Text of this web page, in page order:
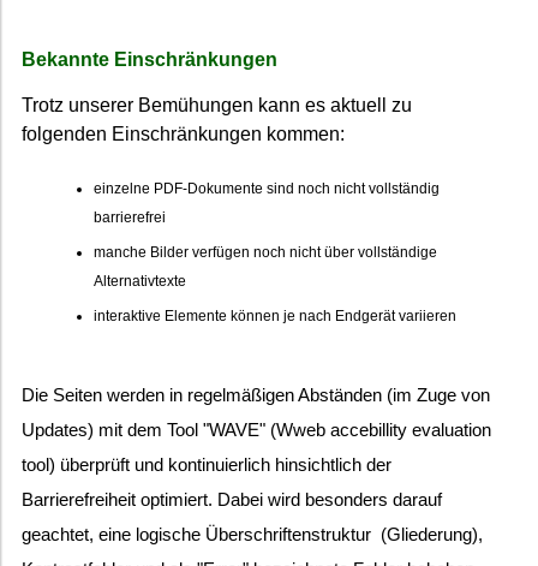
Bekannte Einschränkungen
Trotz unserer Bemühungen kann es aktuell zu
folgenden Einschränkungen kommen:
einzelne PDF-Dokumente sind noch nicht vollständig
barrierefrei
manche Bilder verfügen noch nicht über vollständige
Alternativtexte
interaktive Elemente können je nach Endgerät variieren
Die Seiten werden in regelmäßigen Abständen (im Zuge von
Updates) mit dem Tool "WAVE" (Wweb accebillity evaluation
tool) überprüft und kontinuierlich hinsichtlich der
Barrierefreiheit optimiert. Dabei wird besonders darauf
geachtet, eine logische Überschriftenstruktur (Gliederung),